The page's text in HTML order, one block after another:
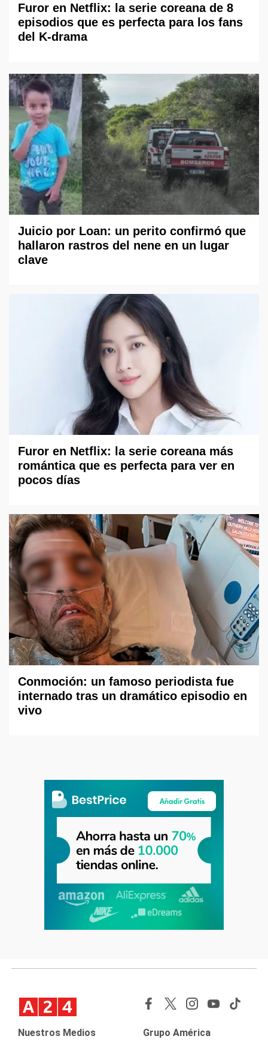
Furor en Netflix: la serie coreana de 8
episodios que es perfecta para los fans
del K-drama
Juicio por Loan: un perito confirmó que
hallaron rastros del nene en un lugar
clave
Furor en Netflix: la serie coreana más
romántica que es perfecta para ver en
pocos días
Conmoción: un famoso periodista fue
internado tras un dramático episodio en
vivo
Nuestros Medios Grupo América